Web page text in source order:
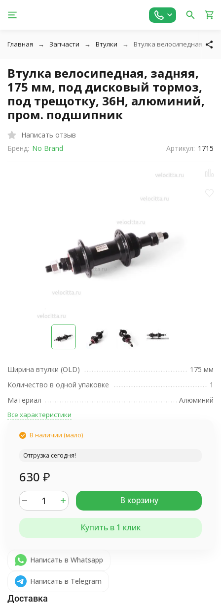
Главная Запчасти Втулки Втулка велосипедная,
Втулка велосипедная, задняя,
175 мм, под дисковый тормоз,
под трещотку, 36H, алюминий,
пром. подшипник
Написать отзыв
Бренд: No Brand Артикул: 1715
Ширина втулки (OLD)
175 мм
Количество в одной упаковке
1
Материал
Алюминий
Все характеристики
В наличии (мало)
Отгрузка сегодня!
630 ₽
В корзину
Купить в 1 клик
Написать в Whatsapp
Написать в Telegram